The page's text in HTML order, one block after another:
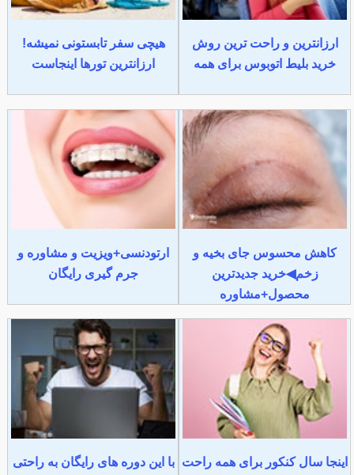
ارزانترین و راحت ترین روش
خرید بلیط اتوبوس برای همه
هیچی سفر تابستونی نمیشه!
ارزانترین تورها اینجاست
کاهش محسوس جای بخیه و
زخم◀خرید جدیدترین
محصول+مشاوره
ارتودنسی+ویزیت و مشاوره و
جرم گیری رایگان
اینجا سال کنکور برای همه راحت
با این دوره های رایگان به راحتی